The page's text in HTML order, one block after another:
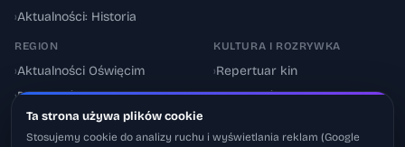
›Aktualności: Historia
REGION
›Aktualności Oświęcim
›Powiat oświęcimski
Utrudnienia drogowe
KULTURA I ROZRYWKA
›Repertuar kin
›Aktualności: Kultura
Ta strona używa plików cookie
Stosujemy cookie do analizy ruchu i wyświetlania reklam (Google